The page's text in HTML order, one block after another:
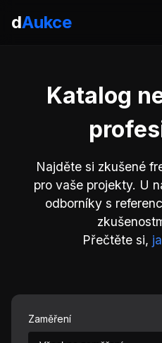
dAukce
Katalog
Najděte si zkušené
pro vaše projekty. U
odborníky s
Přečtěte si,
Zaměření